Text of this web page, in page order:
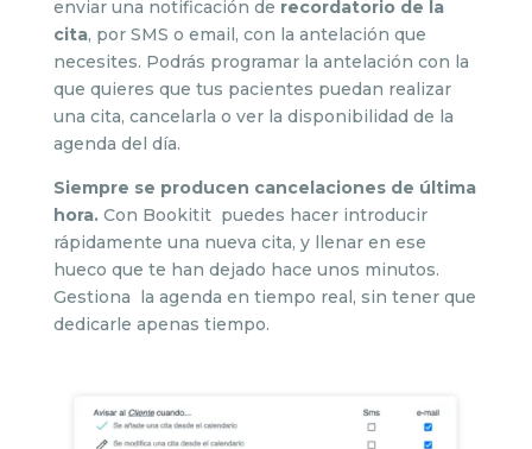
enviar una notificación de recordatorio de la
cita, por SMS o email, con la antelación que
necesites. Podrás programar la antelación con la
que quieres que tus pacientes puedan realizar
una cita, cancelarla o ver la disponibilidad de la
agenda del día.
Siempre se producen cancelaciones de última
hora. Con Bookitit puedes hacer introducir
rápidamente una nueva cita, y llenar en ese
hueco que te han dejado hace unos minutos.
Gestiona la agenda en tiempo real, sin tener que
dedicarle apenas tiempo.